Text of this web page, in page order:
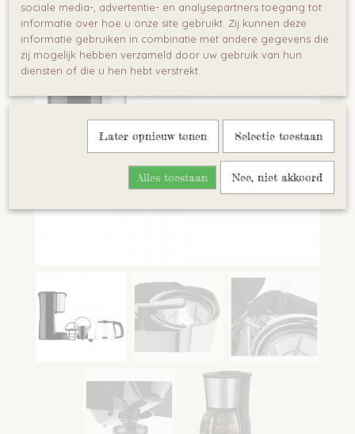
sociale media-, advertentie- en analysepartners toegang tot
informatie over hoe u onze site gebruikt. Zij kunnen deze
informatie gebruiken in combinatie met andere gegevens die
zij mogelijk hebben verzameld door uw gebruik van hun
diensten of die u hen hebt verstrekt.
Later opnieuw tonen Selectie toestaan
Alles toestaan Nee, niet akkoord